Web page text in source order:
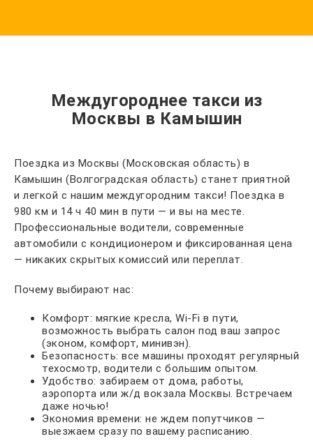
Междугороднее такси из
Москвы в Камышин
Поездка из Москвы (Московская область) в
Камышин (Волгоградская область) станет приятной
и легкой с нашим междугородним такси! Поездка в
980 км и 14 ч 40 мин в пути — и вы на месте.
Профессиональные водители, современные
автомобили с кондиционером и фиксированная цена
— никаких скрытых комиссий или переплат.
Почему выбирают нас:
Комфорт: мягкие кресла, Wi-Fi в пути,
возможность выбрать салон под ваш запрос
(эконом, комфорт, минивэн).
Безопасность: все машины проходят регулярный
техосмотр, водители с большим опытом.
Удобство: забираем от дома, работы,
аэропорта или ж/д вокзала Москвы. Встречаем
даже ночью!
Экономия времени: не ждем попутчиков —
выезжаем сразу по вашему расписанию.